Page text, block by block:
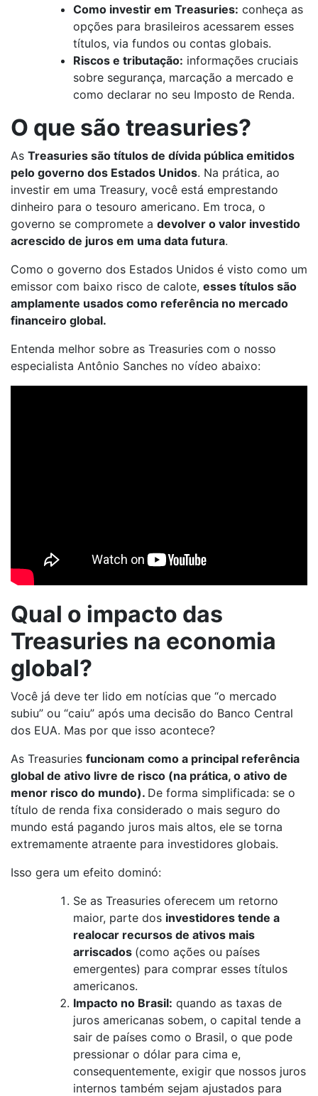
Como investir em Treasuries: conheça as
opções para brasileiros acessarem esses
títulos, via fundos ou contas globais.
Riscos e tributação: informações cruciais
sobre segurança, marcação a mercado e
como declarar no seu Imposto de Renda.
O que são treasuries?
As Treasuries são títulos de dívida pública emitidos
pelo governo dos Estados Unidos. Na prática, ao
investir em uma Treasury, você está emprestando
dinheiro para o tesouro americano. Em troca, o
governo se compromete a devolver o valor investido
acrescido de juros em uma data futura.
Como o governo dos Estados Unidos é visto como um
emissor com baixo risco de calote, esses títulos são
amplamente usados como referência no mercado
financeiro global.
Entenda melhor sobre as Treasuries com o nosso
especialista Antônio Sanches no vídeo abaixo:
Qual o impacto das
Treasuries na economia
global?
Você já deve ter lido em notícias que “o mercado
subiu” ou “caiu” após uma decisão do Banco Central
dos EUA. Mas por que isso acontece?
As Treasuries funcionam como a principal referência
global de ativo livre de risco (na prática, o ativo de
menor risco do mundo). De forma simplificada: se o
título de renda fixa considerado o mais seguro do
mundo está pagando juros mais altos, ele se torna
extremamente atraente para investidores globais.
Isso gera um efeito dominó:
Se as Treasuries oferecem um retorno
maior, parte dos investidores tende a
realocar recursos de ativos mais
arriscados (como ações ou países
emergentes) para comprar esses títulos
americanos.
Impacto no Brasil: quando as taxas de
juros americanas sobem, o capital tende a
sair de países como o Brasil, o que pode
pressionar o dólar para cima e,
consequentemente, exigir que nossos juros
internos também sejam ajustados para